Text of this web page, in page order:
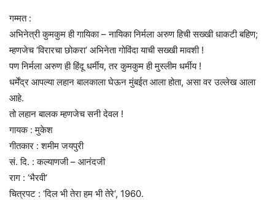
गम्मत :
अभिनेत्री कुमकुम ही गायिका – नायिका निर्मला अरुण हिची सख्खी धाकटी बहिण;
म्हणजेच ‘विरारचा छोकरा‘ अभिनेता गोविंदा याची सख्खी मावशी !
पण निर्मला अरुण ही हिंदू धर्मीय, तर कुमकुम ही मुस्लीम धर्मीय !
धर्मेंद्र आपल्या लहान बालकाला घेऊन मुंबईत आला होता, असा वर उल्लेख आला
आहे.
तो लहान बालक म्हणजेच सनी देवल !
गायक : मुकेश
गीतकार : शमीम जयपुरी
सं. दि. : कल्याणजी – आनंदजी
राग : ‘भैरवी‘
चित्रपट : ‘दिल भी तेरा हम भी तेरे‘, 1960.